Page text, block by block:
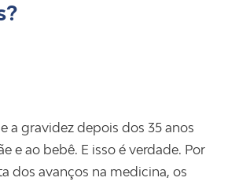
a gravidez depois dos 35 anos
e ao bebê. E isso é verdade. Por
dos avanços na medicina, os